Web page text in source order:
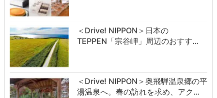
＜Drive! NIPPON＞日本の
TEPPEN「宗谷岬」周辺のおすす…
＜Drive! NIPPON＞奥飛騨温泉郷の平
湯温泉へ。春の訪れを求め、アク…